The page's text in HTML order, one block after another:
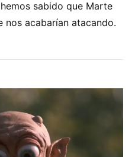
hemos sabido que Marte
nos acabarían atacando.